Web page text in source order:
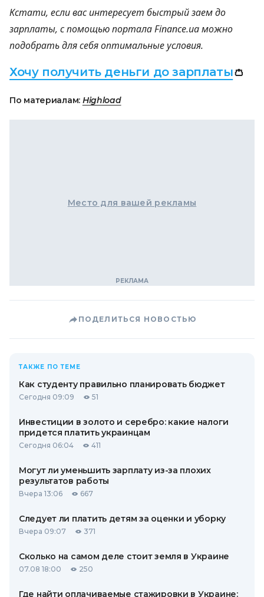
Кстати, если вас интересует быстрый заем до
зарплаты, с помощью портала Finance.ua можно
подобрать для себя оптимальные условия.
Хочу получить деньги до зарплаты👛
По материалам: Highload
Место для вашей рекламы
ПОДЕЛИТЬСЯ НОВОСТЬЮ
ТАКЖЕ ПО ТЕМЕ
Как студенту правильно планировать бюджет
Сегодня 09:09 51
Инвестиции в золото и серебро: какие налоги
придется платить украинцам
Сегодня 06:04 411
Могут ли уменьшить зарплату из-за плохих
результатов работы
Вчера 13:06 667
Следует ли платить детям за оценки и уборку
Вчера 09:07 371
Сколько на самом деле стоит земля в Украине
07.08 18:00 250
Где найти оплачиваемые стажировки в Украине: